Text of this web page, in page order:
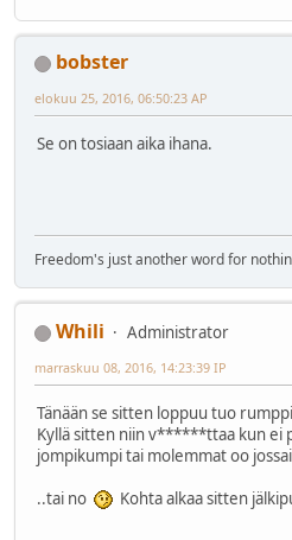
bobster
elokuu 25, 2016, 06:50:23 AP
Se on tosiaan aika ihana.
Freedom's just another word for
Whili
Administrator
marraskuu 08, 2016, 14:23:39 IP
Tänään se sitten loppuu tuo
Kyllä sitten niin v******ttaa kun ei
jompikumpi tai molemmat oo
..tai no
Kohta alkaa sitten